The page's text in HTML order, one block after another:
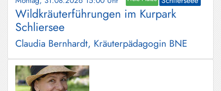
Wildkräuterführungen im Kurpark
Schliersee
Claudia Bernhardt, Kräuterpädagogin BNE